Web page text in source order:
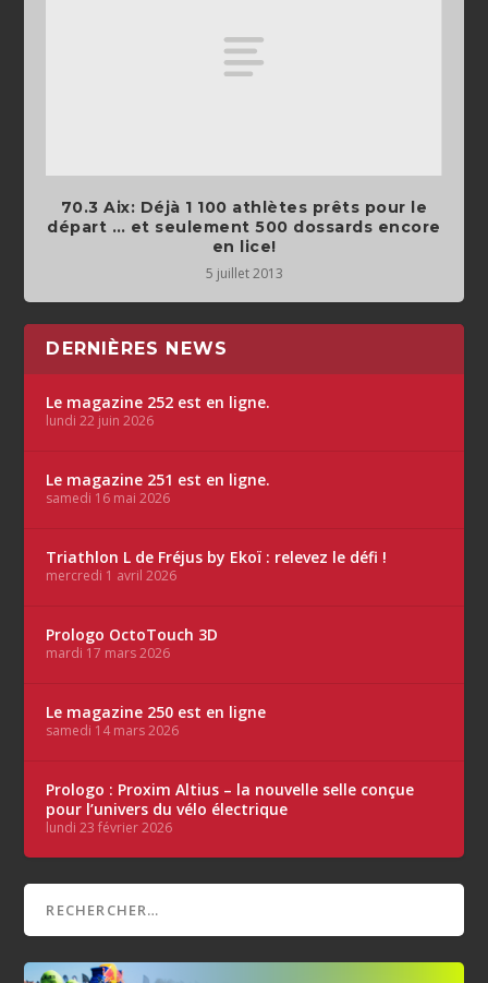
70.3 Aix: Déjà 1 100 athlètes prêts pour le
départ … et seulement 500 dossards encore
en lice!
5 juillet 2013
DERNIÈRES NEWS
Le magazine 252 est en ligne.
lundi 22 juin 2026
Le magazine 251 est en ligne.
samedi 16 mai 2026
Triathlon L de Fréjus by Ekoï : relevez le défi !
mercredi 1 avril 2026
Prologo OctoTouch 3D
mardi 17 mars 2026
Le magazine 250 est en ligne
samedi 14 mars 2026
Prologo : Proxim Altius – la nouvelle selle conçue
pour l’univers du vélo électrique
lundi 23 février 2026